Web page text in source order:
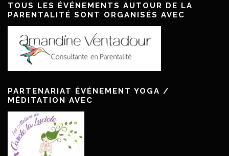
TOUS LES ÉVÉNEMENTS AUTOUR DE LA
PARENTALITÉ SONT ORGANISÉS AVEC
PARTENARIAT ÉVÉNEMENT YOGA /
MÉDITATION AVEC